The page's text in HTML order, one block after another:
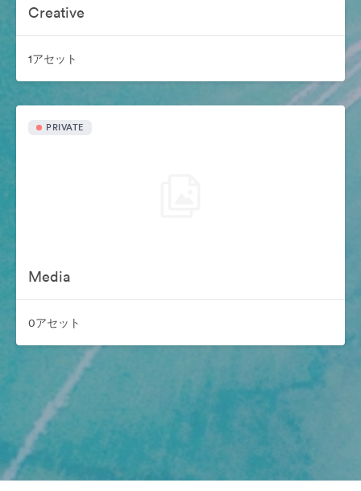
Creative
1アセット
PRIVATE
Media
0アセット